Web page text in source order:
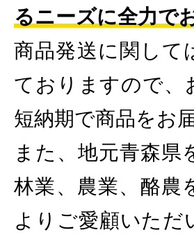
るニーズに全力で
商品発送に関して
ておりますので、
短納期で商品をお
また、地元青森県
林業、農業、酪農
よりご愛顧いただ